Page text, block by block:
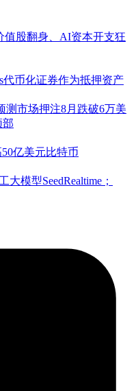
值股翻身、AI资本开支狂
代币化证券作为抵押资产
测市场押注8月跌破6万美
部
亿美元比特币
模型SeedRealtime；